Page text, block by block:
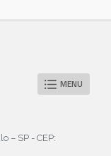
MENU
– SP - CEP: